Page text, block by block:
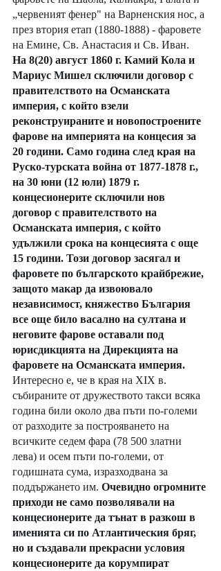
„червеният фенер" на Варненския нос, а
през втория етап (1880-1888) - фаровете
на Емине, Св. Анастасия и Св. Иван.
На 8(20) август 1860 г. Камий Кола и
Мариус Мишел сключили договор с
правителството на Османската
империя, с който взели
реконструираните и новопостроените
фарове на империята на концесия за
20 години. Само година след края на
Руско-турската война от 1877-1878 г.,
на 30 юни (12 юли) 1879 г.
концесионерите сключили нов
договор с правителството на
Османската империя, с който
удължили срока на концесията с още
15 години. Този договор засягал и
фаровете по българското крайбрежие,
защото макар да извоювало
независимост, княжество България
все още било васално на султана и
неговите фарове оставали под
юрисдикцията на Дирекцията на
фаровете на Османската империя.
Интересно е, че в края на XIX в.
събираните от дружеството такси всяка
година били около два пъти по-големи
от разходите за построяването на
всичките седем фара (78 500 златни
лева) и осем пъти по-големи, от
годишната сума, изразходвана за
поддържането им. Очевидно огромните
приходи не само позволявали на
концесионерите да тънат в разкош в
именията си по Атлантическия бряг,
но и създавали прекрасни условия
концесионерите да корумпират